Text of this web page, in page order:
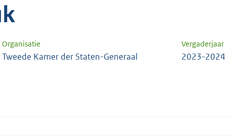
Organisatie Vergaderjaar
Tweede Kamer der Staten-Generaal 2023-2024